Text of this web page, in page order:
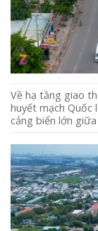
Về hạ tầng giao
huyết mạch Quốc
cảng biển lớn